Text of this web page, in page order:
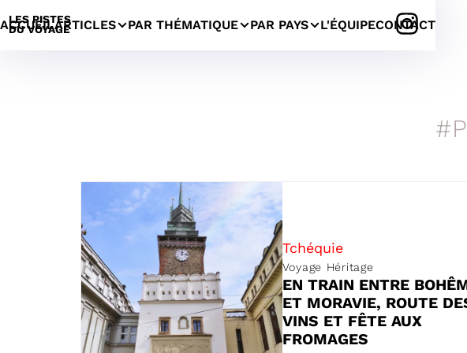
LES PISTES
DU VOYAGE
ACCUEILARTICLES PAR THÉMATIQUE PAR PAYS L'ÉQUIPECONTACT
Tchéquie
Voyage Héritage
EN TRAIN ENTRE
ET MORAVIE, ROUTE
VINS ET FÊTE AUX
FROMAGES